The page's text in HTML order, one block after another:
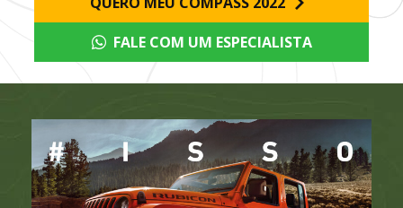
FALE COM UM ESPECIALISTA